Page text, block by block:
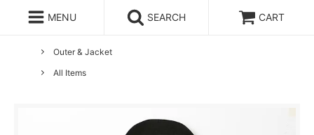
MENU SEARCH CART
Outer & Jacket
All Items